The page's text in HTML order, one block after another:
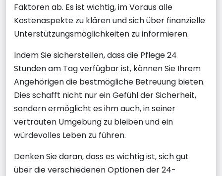
Faktoren ab. Es ist wichtig, im Voraus alle
Kostenaspekte zu klären und sich über finanzielle
Unterstützungsmöglichkeiten zu informieren.
Indem Sie sicherstellen, dass die Pflege 24
Stunden am Tag verfügbar ist, können Sie Ihrem
Angehörigen die bestmögliche Betreuung bieten.
Dies schafft nicht nur ein Gefühl der Sicherheit,
sondern ermöglicht es ihm auch, in seiner
vertrauten Umgebung zu bleiben und ein
würdevolles Leben zu führen.
Denken Sie daran, dass es wichtig ist, sich gut
über die verschiedenen Optionen der 24-